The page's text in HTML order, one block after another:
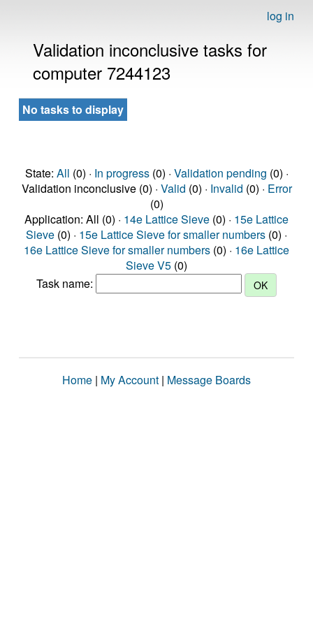
log in
Validation inconclusive tasks for
computer 7244123
No tasks to display
State: All (0) · In progress(0) · Validation pending (0) ·
Validation inconclusive (0) · Valid (0) · Invalid (0) · Error
(0)
Application: All (0) · 14e Lattice Sieve (0) · 15e Lattice
Sieve (0) · 15e Lattice Sieve for smaller numbers (0) ·
16e Lattice Sieve for smaller numbers (0) · 16e Lattice
Sieve V5 (0)
Task name:
Home | My Account | Message Boards